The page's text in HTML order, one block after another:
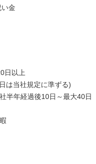
金
日以上
は当社規定に準ずる)
半年経過後10日～最大40日